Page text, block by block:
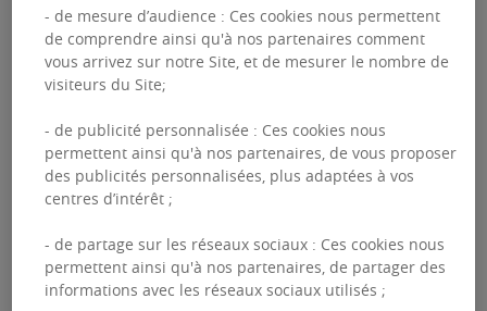
attentes des entreprises et des investisseurs,
etc.), à l’évolution de celui-ci, nos économistes
sont là pour vous apporter des réponses
Présentes sur tout le territoire national au
Île-de-France, nos équipes sont dotées d’un
excellent maillage territorial, et ont accès à un
- de mesure d’audience : Ces cookies nous permettent
de comprendre ainsi qu'à nos partenaires comment
vous arrivez sur notre Site, et de mesurer le nombre de
visiteurs du Site;
- de publicité personnalisée : Ces cookies nous
permettent ainsi qu'à nos partenaires, de vous proposer
des publicités personnalisées, plus adaptées à vos
centres d’intérêt ;
- de partage sur les réseaux sociaux : Ces cookies nous
permettent ainsi qu'à nos partenaires, de partager des
informations avec les réseaux sociaux utilisés ;